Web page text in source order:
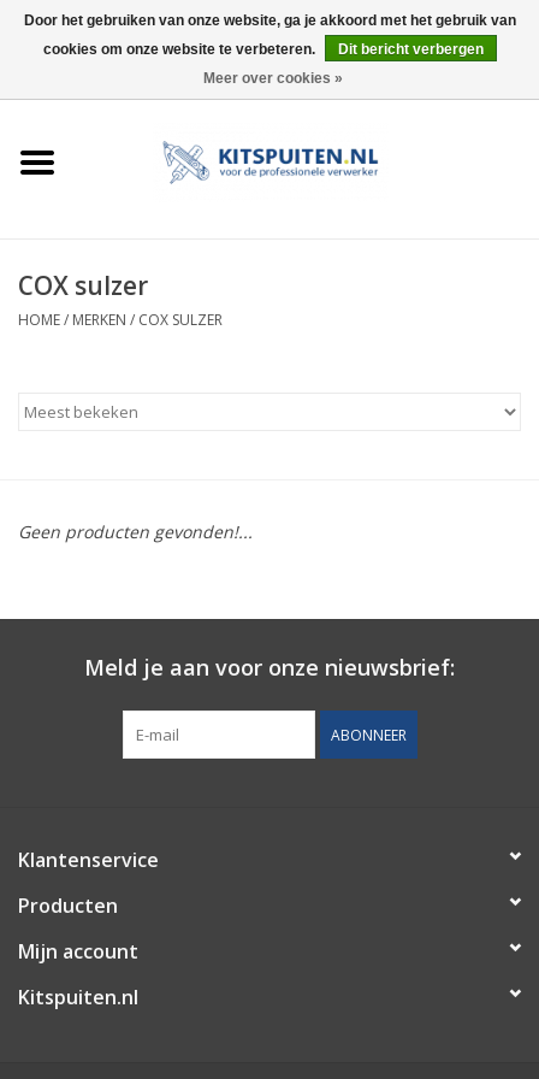
0 Artikelen - €0,00
ELEKTRISCH
ACCESSOIRES
COX sulzer
HOME/ MERKEN / COX SULZER
Geen producten gevonden!...
Meld je aan voor onze nieuwsbrief:
ABONNEER
Klantenservice
Producten
Mijn account
Kitspuiten.nl
Door het gebruiken van onze website, ga je akkoord met het gebruik van
cookies om onze website te verbeteren.
Dit bericht verbergen
Meer over cookies »